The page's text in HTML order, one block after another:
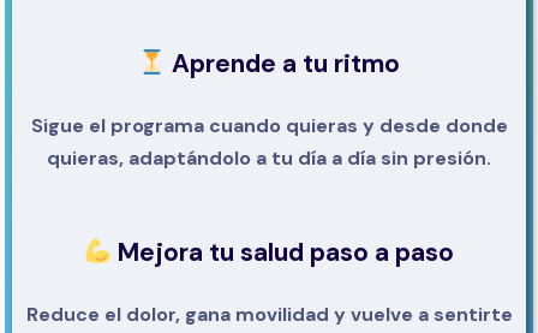
Aprende a tu ritmo
Sigue el programa cuando quieras y desde donde
quieras, adaptándolo a tu día a día sin presión.
Mejora tu salud paso a paso
Reduce el dolor, gana movilidad y vuelve a sentirte